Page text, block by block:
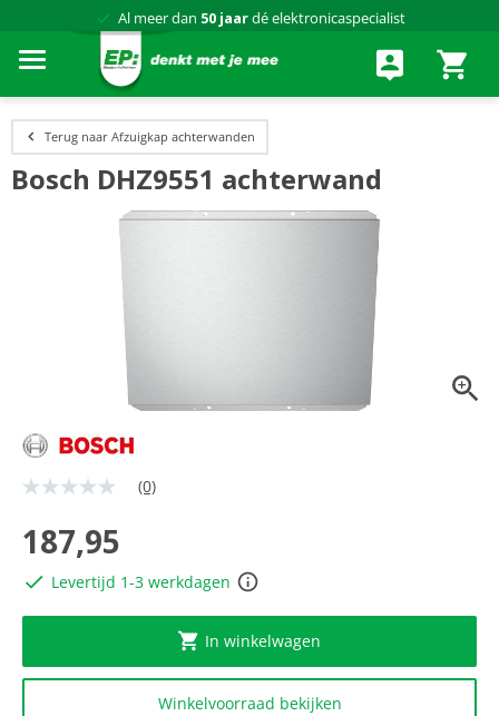
Al meer dan 50 jaardé elektronicaspecialist
Terug naar Afzuigkap achterwanden
Bosch DHZ9551 achterwand
Geen
Dezelfde
paginalink.
(0)
187,95
Levertijd 1-3 werkdagen
In winkelwagen
Winkelvoorraad bekijken